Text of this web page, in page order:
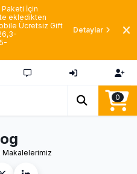
Paketi İçin
ekledikten
Ücretsiz Gift
Detaylar
0
Makalelerimiz